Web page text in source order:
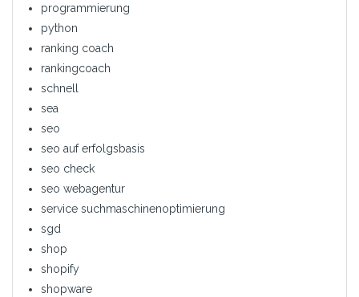
programmierung
python
ranking coach
rankingcoach
schnell
sea
seo
seo auf erfolgsbasis
seo check
seo webagentur
service suchmaschinenoptimierung
sgd
shop
shopify
shopware